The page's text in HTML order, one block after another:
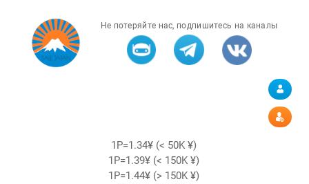
Не потеряйте нас, подпишитесь на каналы
1Р=1.34¥ (< 50K ¥)
1Р=1.39¥ (< 150K ¥)
1Р=1.44¥ (> 150K ¥)